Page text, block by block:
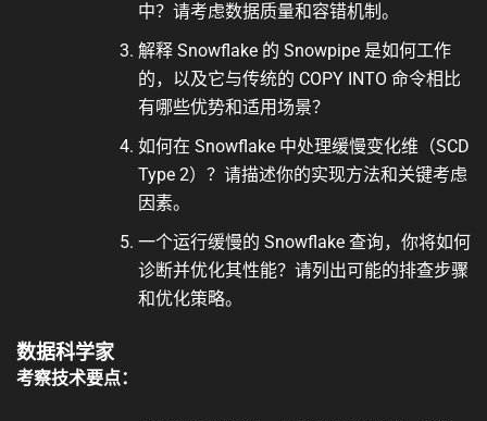
中？请考虑数据质量和容错机制。
解释 Snowflake 的 Snowpipe 是如何工作
的，以及它与传统的 COPY INTO 命令相比
有哪些优势和适用场景？
如何在 Snowflake 中处理缓慢变化维（SCD
Type 2）？请描述你的实现方法和关键考虑
因素。
一个运行缓慢的 Snowflake 查询，你将如何
诊断并优化其性能？请列出可能的排查步骤
和优化策略。
数据科学家
考察技术要点：